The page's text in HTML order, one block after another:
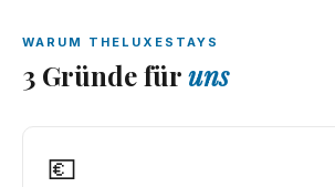
WARUM THELUXESTAYS
3 Gründe füruns
💶